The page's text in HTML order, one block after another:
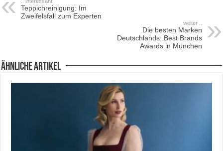
Teppichreinigung: Im
Zweifelsfall zum Experten
weiter ..
Die besten Marken
Deutschlands: Best Brands
Awards in München
ähnliche Artikel